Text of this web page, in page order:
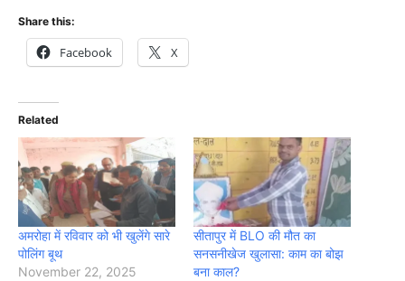
Share this:
Facebook X
Related
अमरोहा में रविवार को भी खुलेंगे सारे
पोलिंग बूथ
November 22, 2025
सीतापुर में BLO की मौत का
सनसनीखेज खुलासा: काम का बोझ
बना काल?